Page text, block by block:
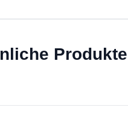
Produkte